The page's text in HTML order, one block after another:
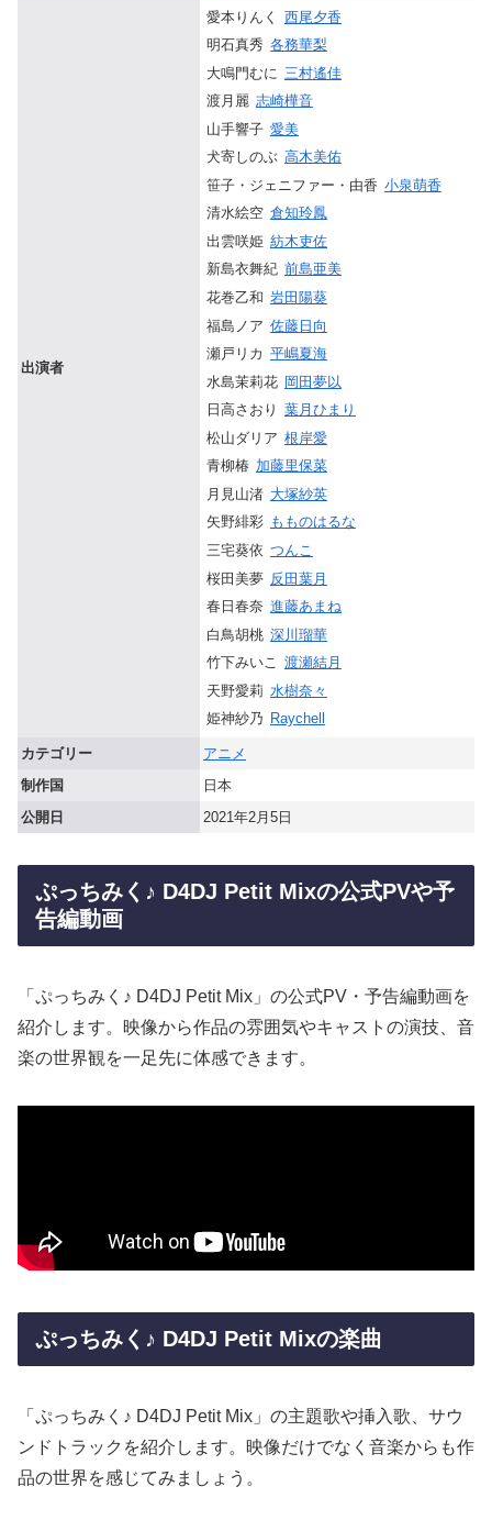
出演者
愛本りんく
西尾夕香
明石真秀 各務華梨
大鳴門むに 三村遙佳
渡月麗 志崎樺音
山手響子 愛美
犬寄しのぶ 高木美佑
笹子・ジェニファー・由香 小泉萌香
清水絵空 倉知玲鳳
出雲咲姫 紡木吏佐
新島衣舞紀 前島亜美
花巻乙和 岩田陽葵
福島ノア 佐藤日向
瀬戸リカ 平嶋夏海
水島茉莉花 岡田夢以
日高さおり 葉月ひまり
松山ダリア 根岸愛
青柳椿 加藤里保菜
月見山渚 大塚紗英
矢野緋彩 もものはるな
三宅葵依 つんこ
桜田美夢 反田葉月
春日春奈 進藤あまね
白鳥胡桃 深川瑠華
竹下みいこ 渡瀬結月
天野愛莉 水樹奈々
姫神紗乃 Raychell
カテゴリー
アニメ
制作国
日本
公開日
2021年2月5日
ぷっちみく♪ D4DJ Petit Mixの公式PVや予
告編動画
「ぷっちみく♪ D4DJ Petit Mix」の公式PV・予告編動画を
紹介します。映像から作品の雰囲気やキャストの演技、音
楽の世界観を一足先に体感できます。
ぷっちみく♪ D4DJ Petit Mixの楽曲
「ぷっちみく♪ D4DJ Petit Mix」の主題歌や挿入歌、サウ
ンドトラックを紹介します。映像だけでなく音楽からも作
品の世界を感じてみましょう。